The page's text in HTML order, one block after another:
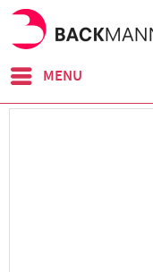
MENU